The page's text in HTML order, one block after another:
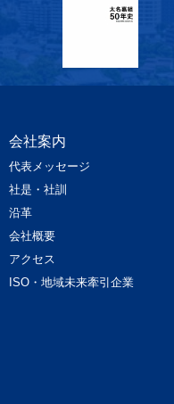
会社案内
代表メッセージ
社是・社訓
沿革
会社概要
アクセス
ISO・地域未来牽引企業